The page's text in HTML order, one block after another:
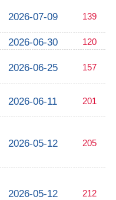
2026-07-09 139
2026-06-30 120
2026-06-25 157
2026-06-11 201
2026-05-12 205
2026-05-12 212